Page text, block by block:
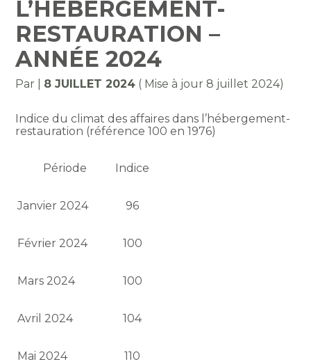
L’HÉBERGEMENT-
RESTAURATION –
ANNÉE 2024
Par 8 JUILLET 2024 ( Mise à jour 8 juillet 2024)
Indice du climat des affaires dans l’hébergement-
restauration (référence 100 en 1976)
Période Indice
Janvier 2024 96
Février 2024 100
Mars 2024 100
Avril 2024 104
Mai 2024 110